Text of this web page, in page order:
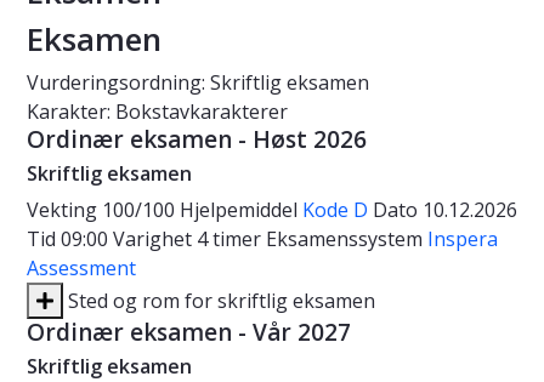
Eksamen
Vurderingsordning: Skriftlig eksamen
Karakter: Bokstavkarakterer
Ordinær eksamen - Høst 2026
Skriftlig eksamen
Vekting 100/100 Hjelpemiddel Kode D Dato 10.12.2026
Tid 09:00 Varighet 4 timer Eksamenssystem Inspera
Assessment
Sted og rom for skriftlig eksamen
Ordinær eksamen - Vår 2027
Skriftlig eksamen